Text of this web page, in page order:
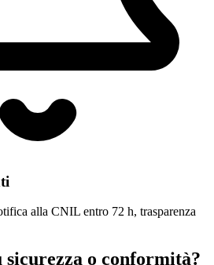
alla CNIL entro 72 h, trasparenza
sicurezza o conformità?